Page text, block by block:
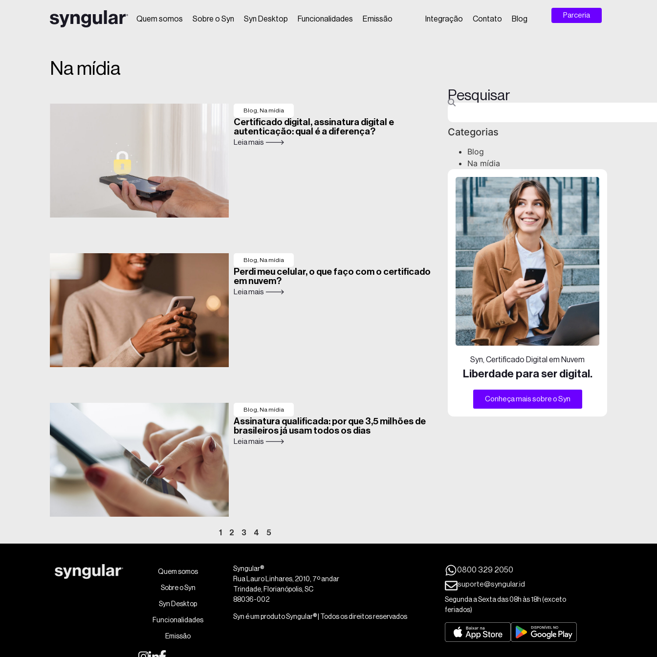
Quem somos Sobre o Syn Syn Desktop Funcionalidades Emissão Integração Contato Blog Parceria
Na mídia
Blog Na mídia
Certificado digital, assinatura digital e
autenticação: qual é a diferença?
Leia mais 🡒
Blog Na mídia
Perdi meu celular, o que faço com o certificado
em nuvem?
Leia mais 🡒
Blog Na mídia
Assinatura qualificada: por que 3,5 milhões de
brasileiros já usam todos os dias
Leia mais 🡒
1 2 3 4 5
Pesquisar
Categorias
Blog
Na mídia
Syn, Certificado Digital em Nuvem
Liberdade para ser digital.
Conheça mais sobre o Syn
Quem somos
Sobre o Syn
Syn Desktop
Funcionalidades
Emissão
Syngular®
Rua Lauro Linhares, 2010, 7º andar
Trindade, Florianópolis, SC
88036-002
Syn é um produto Syngular® | Todos os direitos reservados
0800 329 2050
suporte@syngular.id
Segunda a Sexta das 08h às 18h (exceto
feriados)